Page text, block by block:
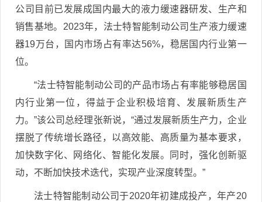
公司目前已发展成国内最大的液力缓速器研发、生产和
销售基地。2023年，法士特智能制动公司生产液力缓速
器19万台，国内市场占有率达56%，稳居国内行业第一
位。
“法士特智能制动公司的产品市场占有率能够稳居国
内行业第一位，得益于企业积极培育、发展新质生产
力。”该公司总经理张新说，“通过发展新质生产力，企业
摆脱了传统增长路径，以高效能、高质量为基本要求，
加快数字化、网络化、智能化发展。同时，强化创新驱
动，不断加快技术迭代，实现产业深度转型。”
法士特智能制动公司于2020年初建成投产，年产20